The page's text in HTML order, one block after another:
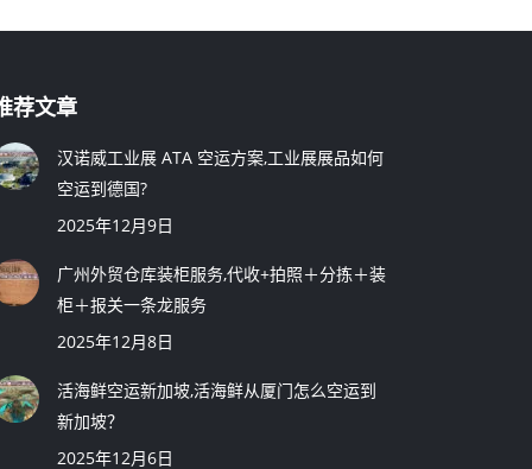
荐文章
汉诺威工业展 ATA 空运方案,工业展展品如何
空运到德国?
2025年12月9日
广州外贸仓库装柜服务,代收+拍照＋分拣＋装
柜＋报关一条龙服务
2025年12月8日
活海鲜空运新加坡,活海鲜从厦门怎么空运到
新加坡？
2025年12月6日